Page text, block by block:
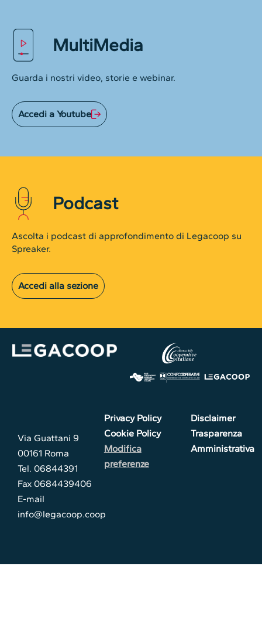
MultiMedia
Guarda i nostri video, storie e webinar.
Accedi a Youtube
Podcast
Ascolta i podcast di approfondimento di Legacoop su
Spreaker.
Accedi alla sezione
Via Guattani 9
00161 Roma
Tel. 06844391
Fax 0684439406
E-mail
info@legacoop.coop
Privacy Policy
Cookie Policy
Modifica
preferenze
Disclaimer
Trasparenza
Amministrativa